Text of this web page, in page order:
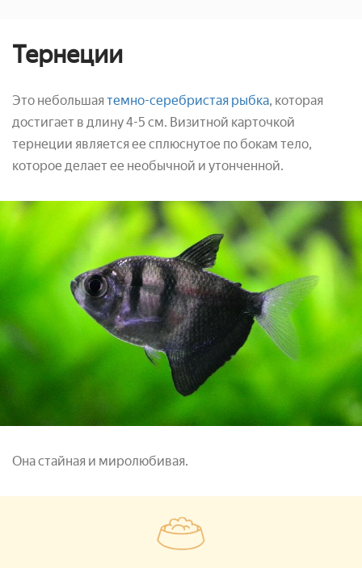
Тернеции
Это небольшая темно-серебристая рыбка, которая
достигает в длину 4-5 см. Визитной карточкой
тернеции является ее сплюснутое по бокам тело,
которое делает ее необычной и утонченной.
Она стайная и миролюбивая.